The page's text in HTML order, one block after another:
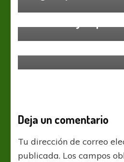
Deja un comentario
Tu dirección de correo
publicada. Los campos